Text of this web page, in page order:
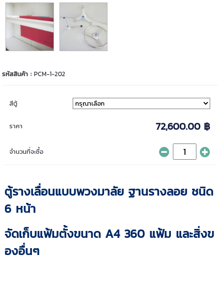
รหัสสินค้า :PCM-1-202
สีตู้
ราคา 72,600.00 ฿
จำนวนที่จะซื้อ
ตู้รางเลื่อนแบบพวงมาลัย ฐานรางลอย ชนิด
6 หน้า
จัดเก็บแฟ้มตั้งขนาด A4 360 แฟ้ม และสิ่งข
องอื่นๆ